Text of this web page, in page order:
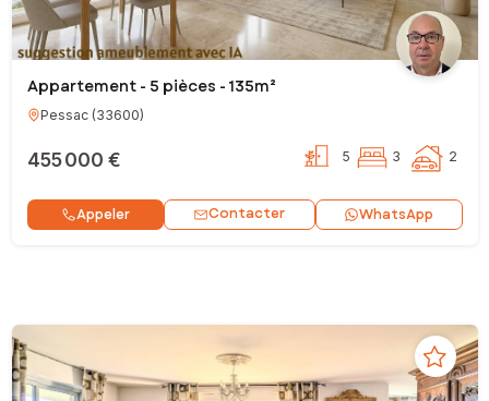
Appartement - 5 pièces - 135m²
Pessac(33600)
455 000 € 5 3 2
Appeler Contacter WhatsApp